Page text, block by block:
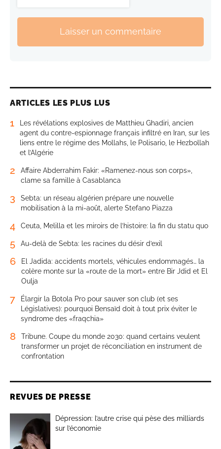
Laisser un commentaire
ARTICLES LES PLUS LUS
1
Les révélations explosives de Matthieu Ghadiri, ancien
agent du contre-espionnage français infiltré en Iran, sur les
liens entre le régime des Mollahs, le Polisario, le Hezbollah
et l’Algérie
2
Affaire Abderrahim Fakir: «Ramenez-nous son corps»,
clame sa famille à Casablanca
3
Sebta: un réseau algérien prépare une nouvelle
mobilisation à la mi-août, alerte Stefano Piazza
4 Ceuta, Melilla et les miroirs de l’histoire: la fin du statu quo
5 Au-delà de Sebta: les racines du désir d’exil
6
El Jadida: accidents mortels, véhicules endommagés… la
colère monte sur la «route de la mort» entre Bir Jdid et El
Oulja
7
Élargir la Botola Pro pour sauver son club (et ses
Législatives): pourquoi Bensaïd doit à tout prix éviter le
syndrome des «fraqchia»
8
Tribune. Coupe du monde 2030: quand certains veulent
transformer un projet de réconciliation en instrument de
confrontation
REVUES DE PRESSE
Dépression: l’autre crise qui pèse des milliards
sur l’économie